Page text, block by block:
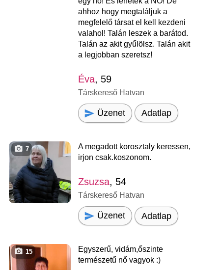
ahhoz hogy megtaláljuk a
megfelelő társat el kell kezdeni
valahol! Talán leszek a barátod.
Talán az akit gyűlölsz. Talán akit
a legjobban szeretsz!
Éva, 59
Társkereső Hatvan
Üzenet Adatlap
7
A megadott korosztaly keressen,
irjon csak.koszonom.
Zsuzsa, 54
Társkereső Hatvan
Üzenet Adatlap
15
Egyszerű, vidám,őszinte
természetű nő vagyok :)